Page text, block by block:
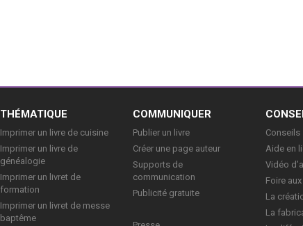
THÉMATIQUE
Imprimer un livre de cuisine
Imprimer un livre de
généalogie
Imprimer un livret de
formation
Imprimer un livret de messe
baptême
COMMUNIQUER
Publier un livre
Créer une page auteur
Supports de
communication
Publicité gratuite
Conseils
Aide en
Vidéo
Foire
La
La